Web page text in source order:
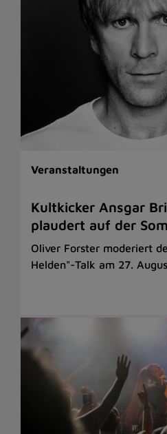
Veranstaltungen
Kultkicker Ansgar
plaudert auf der
Oliver Forster moderiert
Helden"-Talk am 27.